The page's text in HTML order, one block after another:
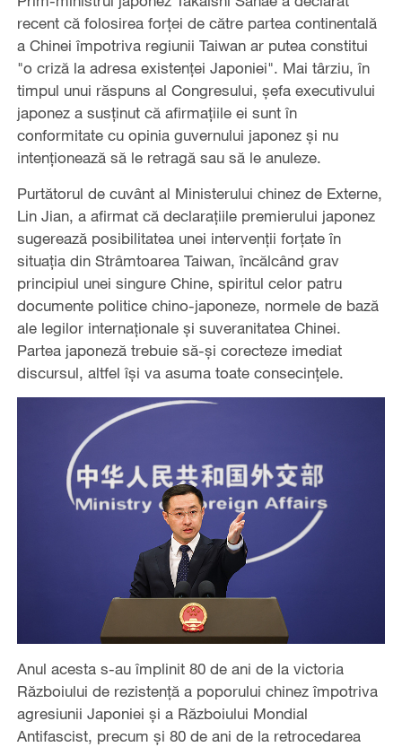
recent că folosirea forței de către partea continentală
a Chinei împotriva regiunii Taiwan ar putea constitui
"o criză la adresa existenței Japoniei". Mai târziu, în
timpul unui răspuns al Congresului, șefa executivului
japonez a susținut că afirmațiile ei sunt în
conformitate cu opinia guvernului japonez și nu
intenționează să le retragă sau să le anuleze.
Purtătorul de cuvânt al Ministerului chinez de Externe,
Lin Jian, a afirmat că declarațiile premierului japonez
sugerează posibilitatea unei intervenții forțate în
situația din Strâmtoarea Taiwan, încălcând grav
principiul unei singure Chine, spiritul celor patru
documente politice chino-japoneze, normele de bază
ale legilor internaționale și suveranitatea Chinei.
Partea japoneză trebuie să-și corecteze imediat
discursul, altfel își va asuma toate consecinţele.
Anul acesta s-au împlinit 80 de ani de la victoria
Războiului de rezistență a poporului chinez împotriva
agresiunii Japoniei și a Războiului Mondial
Antifascist, precum și 80 de ani de la retrocedarea